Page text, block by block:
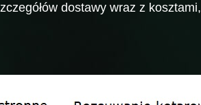
dostawy wraz z kosztami,